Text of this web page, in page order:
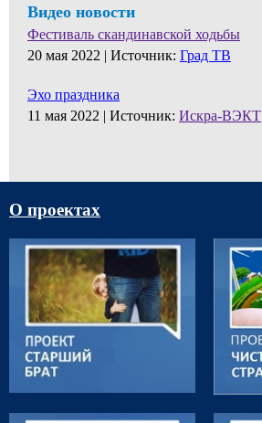
Видео новости
Фестиваль скандинавской ходьбы
20 мая 2022 | Источник: Град ТВ
Эхо праздника
11 мая 2022 | Источник: Искра-ВЭКТ
О проектах